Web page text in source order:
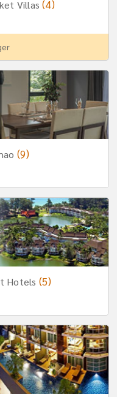
Villas(4)
(9)
Hotels (5)